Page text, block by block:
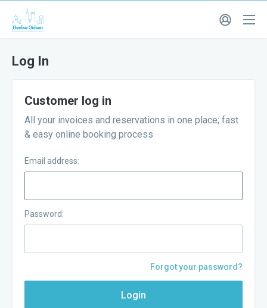
Log In
Customer log in
All your invoices and reservations in one place; fast
& easy online booking process
Email address:
Password:
Forgot your password?
Login